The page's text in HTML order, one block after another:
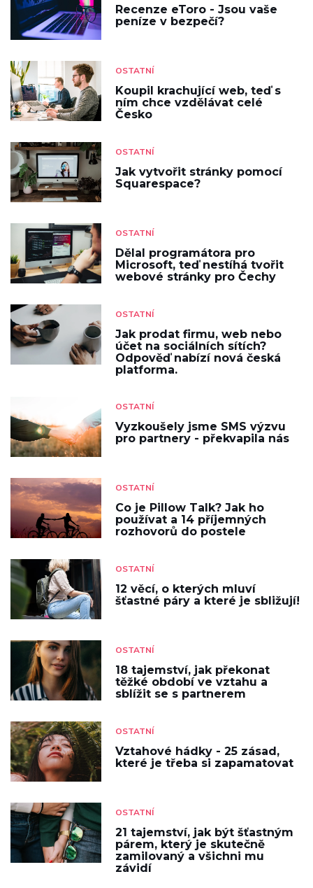
Recenze eToro - Jsou vaše
peníze v bezpečí?
OSTATNÍ
Koupil krachující web, teď s
ním chce vzdělávat celé
Česko
OSTATNÍ
Jak vytvořit stránky pomocí
Squarespace?
OSTATNÍ
Dělal programátora pro
Microsoft, teď nestíhá tvořit
webové stránky pro Čechy
OSTATNÍ
Jak prodat firmu, web nebo
účet na sociálních sítích?
Odpověď nabízí nová česká
platforma.
OSTATNÍ
Vyzkoušely jsme SMS výzvu
pro partnery - překvapila nás
OSTATNÍ
Co je Pillow Talk? Jak ho
používat a 14 příjemných
rozhovorů do postele
OSTATNÍ
12 věcí, o kterých mluví
šťastné páry a které je sbližují!
OSTATNÍ
18 tajemství, jak překonat
těžké období ve vztahu a
sblížit se s partnerem
OSTATNÍ
Vztahové hádky - 25 zásad,
které je třeba si zapamatovat
OSTATNÍ
21 tajemství, jak být šťastným
párem, který je skutečně
zamilovaný a všichni mu
závidí